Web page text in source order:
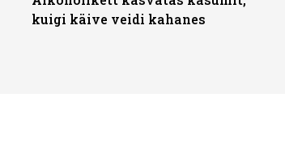
kuigi käive veidi kahanes